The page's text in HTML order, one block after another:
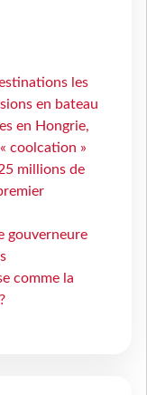
les
en bateau
en Hongrie,
coolcation »
millions de
gouverneure
comme la